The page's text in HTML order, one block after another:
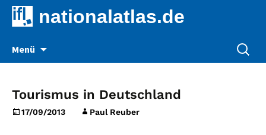
nationalatlas.de
Menü
Suche
nach:
Tourismus in Deutschland
17/09/2013 Paul Reuber